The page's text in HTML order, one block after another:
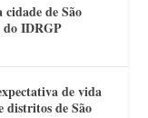
de São
do IDRGP
de vida
distritos de São